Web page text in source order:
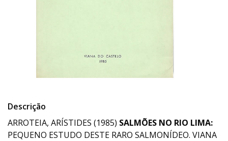
Descrição
ARROTEIA, ARÍSTIDES (1985) SALMÕES NO RIO LIMA:
PEQUENO ESTUDO DESTE RARO SALMONÍDEO. VIANA